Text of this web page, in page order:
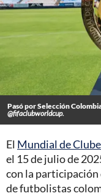
Pasó por Selección
@fifaclubworldcup.
El Mundial de
el 15 de julio de
con la participación
de futbolistas